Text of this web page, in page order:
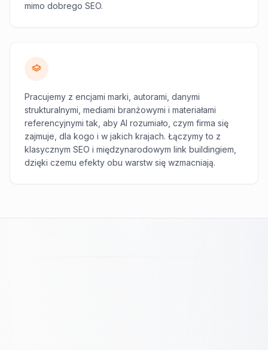
mimo dobrego SEO.
Pracujemy z encjami marki, autorami, danymi
strukturalnymi, mediami branżowymi i materiałami
referencyjnymi tak, aby AI rozumiało, czym firma się
zajmuje, dla kogo i w jakich krajach. Łączymy to z
klasycznym SEO i międzynarodowym link buildingiem,
dzięki czemu efekty obu warstw się wzmacniają.